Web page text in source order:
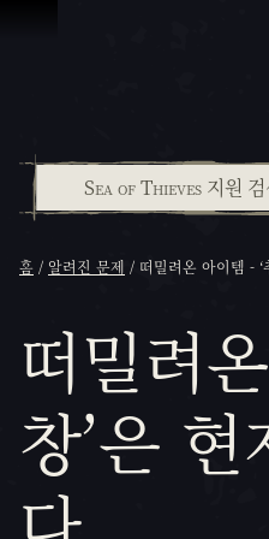
홈 알려진 문제 떠밀려온 아이템 -
떠밀려
창’은